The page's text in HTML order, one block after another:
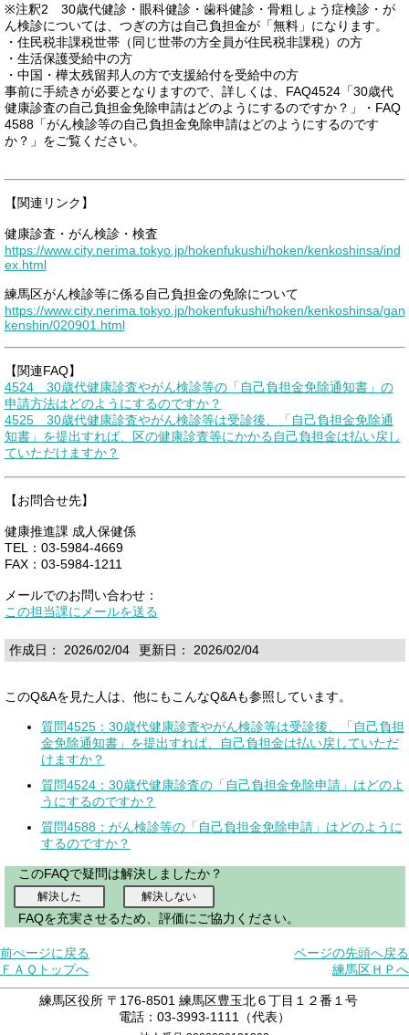
※注釈2 30歳代健診・眼科健診・歯科健診・骨粗しょう症検診・が
ん検診については、つぎの方は自己負担金が「無料」になります。
・住民税非課税世帯（同じ世帯の方全員が住民税非課税）の方
・生活保護受給中の方
・中国・樺太残留邦人の方で支援給付を受給中の方
事前に手続きが必要となりますので、詳しくは、FAQ4524「30歳代
健康診査の自己負担金免除申請はどのようにするのですか？」・FAQ
4588「がん検診等の自己負担金免除申請はどのようにするのです
か？」をご覧ください。
【関連リンク】
健康診査・がん検診・検査
https://www.city.nerima.tokyo.jp/hokenfukushi/hoken/kenkoshinsa/ind
ex.html
練馬区がん検診等に係る自己負担金の免除について
https://www.city.nerima.tokyo.jp/hokenfukushi/hoken/kenkoshinsa/gan
kenshin/020901.html
【関連FAQ】
4524 30歳代健康診査やがん検診等の「自己負担金免除通知書」の
申請方法はどのようにするのですか？
4525 30歳代健康診査やがん検診等は受診後、「自己負担金免除通
知書」を提出すれば、区の健康診査等にかかる自己負担金は払い戻し
ていただけますか？
【お問合せ先】
健康推進課 成人保健係
TEL：03-5984-4669
FAX：03-5984-1211
メールでのお問い合わせ：
この担当課にメールを送る
作成日： 2026/02/04 更新日： 2026/02/04
このQ&Aを見た人は、他にもこんなQ&Aも参照しています。
質問4525：30歳代健康診査やがん検診等は受診後、「自己負担
金免除通知書」を提出すれば、自己負担金は払い戻していただ
けますか？
質問4524：30歳代健康診査の「自己負担金免除申請」はどのよ
うにするのですか？
質問4588：がん検診等の「自己負担金免除申請」はどのように
するのですか？
このFAQで疑問は解決しましたか？
FAQを充実させるため、評価にご協力ください。
前ぺージに戻る
ページの先頭へ戻る
ＦＡＱトップへ
練馬区ＨＰへ
練馬区役所 〒176-8501 練馬区豊玉北６丁目１２番１号
電話：03-3993-1111（代表）